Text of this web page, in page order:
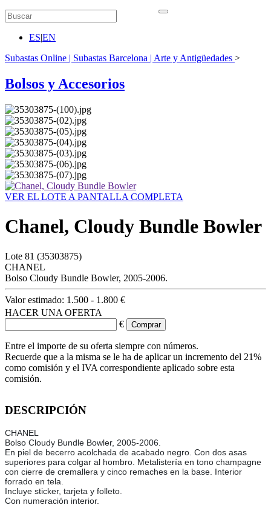
ES|EN
Subastas Online | Subastas Barcelona | Arte y Antigüedades >
Bolsos y Accesorios
VER EL LOTE A PANTALLA COMPLETA
Chanel, Cloudy Bundle Bowler
Lote 81 (35303875)
CHANEL
Bolso Cloudy Bundle Bowler, 2005-2006.
Valor estimado: 1.500 - 1.800 €
HACER UNA OFERTA
€
Entre el importe de su oferta siempre con números.
Recuerde que a la misma se le ha de aplicar un incremento del 21%
como comisión y el IVA correspondiente aplicado sobre esta
comisión.
DESCRIPCIÓN
CHANEL
Bolso Cloudy Bundle Bowler, 2005-2006.
En piel de becerro acolchada de acabado negro. Con dos asas
superiores para colgar al hombro. Metalistería en tono champagne
con cierre de cremallera y cinco remaches en la base. Interior
forrado en tela.
Incluye sticker, tarjeta y folleto.
Con numeración interior.